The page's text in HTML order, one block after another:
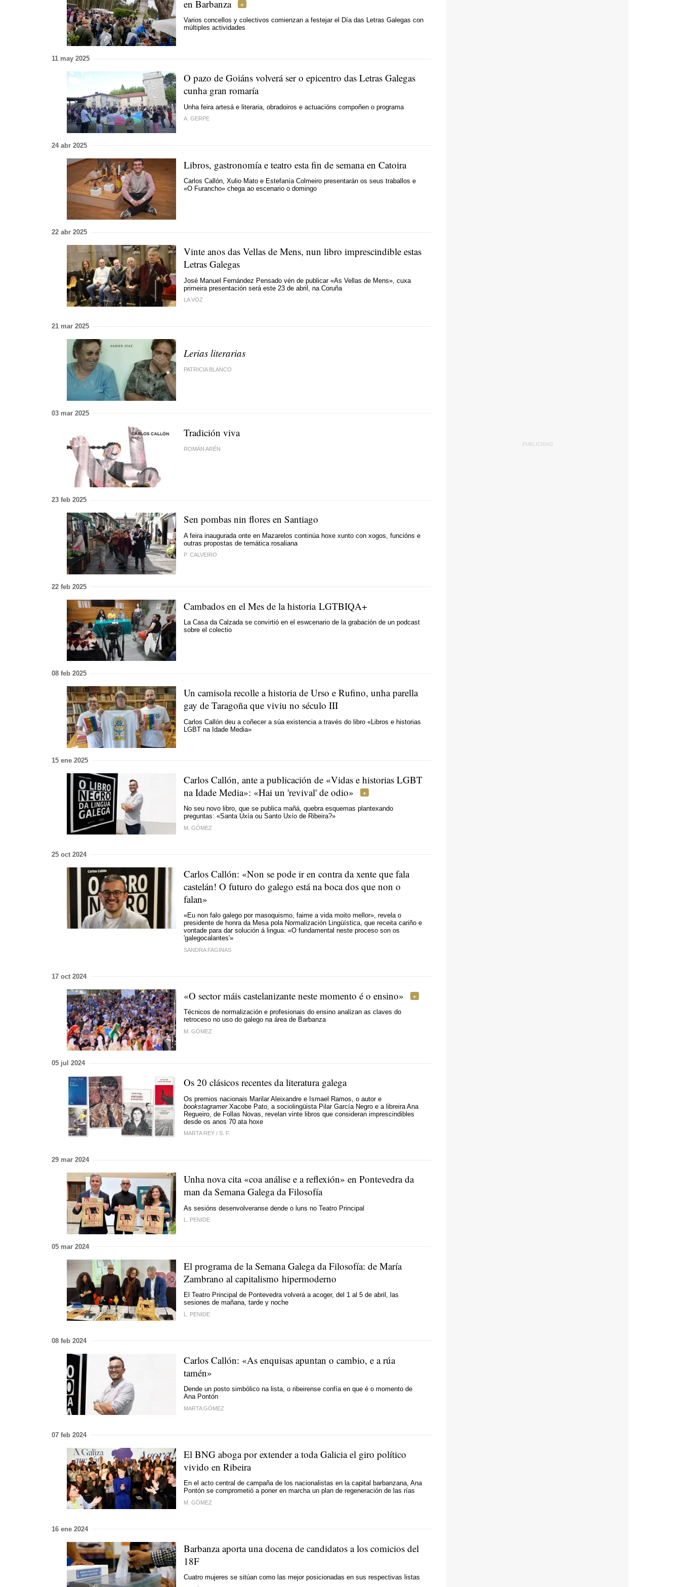
en Barbanza
Varios concellos y colectivos comienzan a festejar el Día das Letras Galegas con
múltiples actividades
11 may 2025
O pazo de Goiáns volverá ser o epicentro das Letras Galegas
cunha gran romaría
Unha feira artesá e literaria, obradoiros e actuacións compoñen o programa
A. GERPE
24 abr 2025
Libros, gastronomía e teatro esta fin de semana en Catoira
Carlos Callón, Xulio Mato e Estefanía Colmeiro presentarán os seus traballos e
«O Furancho» chega ao escenario o domingo
22 abr 2025
Vinte anos das Vellas de Mens, nun libro imprescindible estas
Letras Galegas
José Manuel Fernández Pensado vén de publicar «As Vellas de Mens», cuxa
primeira presentación será este 23 de abril, na Coruña
LA VOZ
21 mar 2025
Lerias literarias
PATRICIA BLANCO
03 mar 2025
Tradición viva
ROMÁN ARÉN
23 feb 2025
Sen pombas nin flores en Santiago
A feira inaugurada onte en Mazarelos continúa hoxe xunto con xogos, funcións e
outras propostas de temática rosaliana
P. CALVEIRO
22 feb 2025
Cambados en el Mes de la historia LGTBIQA+
La Casa da Calzada se convirtió en el eswcenario de la grabación de un podcast
sobre el colectio
08 feb 2025
Un camisola recolle a historia de Urso e Rufino, unha parella
gay de Taragoñaque viviu no século III
Carlos Callón deu a coñecer a súa existencia a través do libro «Libros e historias
LGBT na Idade Media»
15 ene 2025
Carlos Callón, ante a publicación de «Vidas e historias LGBT
na Idade Media»: «Hai un 'revival' de odio»
No seu novo libro, que se publica mañá, quebra esquemas plantexando
preguntas: «Santa Uxía ou Santo Uxío de Ribeira?»
M. GÓMEZ
25 oct 2024
Carlos Callón: «Non se pode ir en contra da xente que fala
castelán! O futuro do galego está na boca dos que non o
falan»
«Eu non falo galego por masoquismo, faime a vida moito mellor», revela o
presidente de honra da Mesa pola Normalización Lingüística, que receita cariño e
vontade para dar solución á lingua: «O fundamental neste proceso son os
'galegocalantes'»
SANDRA FAGINAS
17 oct 2024
«O sector máis castelanizante neste momento é o ensino»
Técnicos de normalización e profesionais do ensino analizan as claves do
retroceso no uso do galego na área de Barbanza
M. GÓMEZ
05 jul 2024
Os 20 clásicos recentes da literatura galega
Os premios nacionais Marilar Aleixandre e Ismael Ramos, o autor e
bookstagramerXacobe Pato, a sociolingüista Pilar García Negro e a libreira Ana
Regueiro, de Follas Novas, revelan vinte libros que consideran imprescindibles
desde os anos 70 ata hoxe
MARTA REY / S. F.
29 mar 2024
Unha nova cita «coa análise e a reflexión» en Pontevedra da
man da Semana Galega da Filosofía
As sesións desenvolveranse dende o luns no Teatro Principal
L. PENIDE
05 mar 2024
El programa de la Semana Galega da Filosofía: de María
Zambrano al capitalismo hipermoderno
El Teatro Principal de Pontevedra volverá a acoger, del 1 al 5 de abril, las
sesiones de mañana, tarde y noche
L. PENIDE
08 feb 2024
Carlos Callón: «As enquisas apuntan o cambio, e a rúa
tamén»
Dende un posto simbólico na lista, o ribeirense confía en que é o momento de
Ana Pontón
MARTA GÓMEZ
07 feb 2024
El BNG aboga por extender a toda Galicia el giro político
vivido en Ribeira
En el acto central de campaña de los nacionalistas en la capital barbanzana, Ana
Pontón se comprometió a poner en marcha un plan de regeneración de las rías
M. GÓMEZ
16 ene 2024
Barbanza aporta una docena de candidatos a los comicios del
18F
Cuatro mujeres se sitúan como las mejor posicionadas en sus respectivas listas